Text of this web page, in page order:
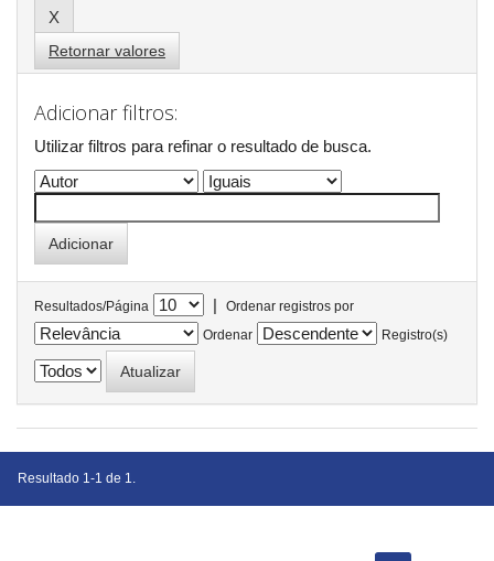
Retornar valores
Adicionar filtros:
Utilizar filtros para refinar o resultado de busca.
Resultados/Página |
Ordenar registros por
Ordenar
Registro(s)
Resultado 1-1 de 1.